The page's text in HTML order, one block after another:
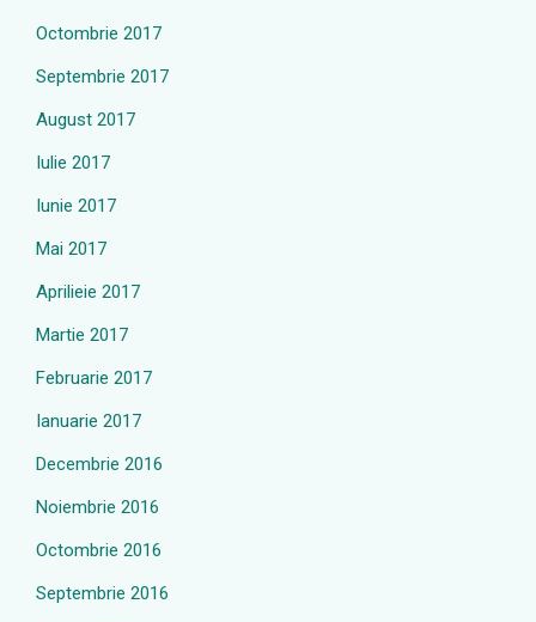
Octombrie 2017
Septembrie 2017
August 2017
Iulie 2017
Iunie 2017
Mai 2017
Aprilieie 2017
Martie 2017
Februarie 2017
Ianuarie 2017
Decembrie 2016
Noiembrie 2016
Octombrie 2016
Septembrie 2016